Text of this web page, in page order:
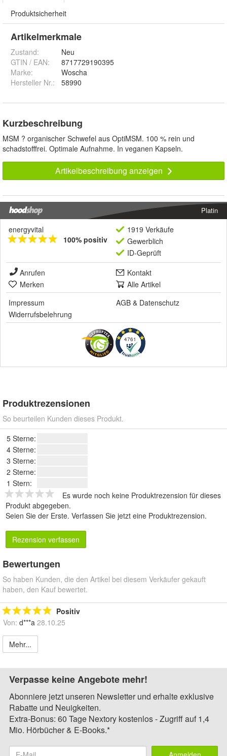
Produktsicherheit
Artikelmerkmale
Zustand:
Neu
GTIN / EAN:
8717729190395
Marke:
Woscha
Hersteller Nr.:
58990
Kurzbeschreibung
MSM ? organischer Schwefel aus OptiMSM. 100 % rein und
schadstofffrei. Optimale Aufnahme. In veganen Kapseln.
Artikelbeschreibung anzeigen
Platin
energyvital
100% positiv
1919 Verkäufe
Gewerblich
ID-Geprüft
Anrufen
Kontakt
Merken
Alle Artikel
Impressum
AGB & Datenschutz
Widerrufsbelehrung
4761
Produktrezensionen
So beurteilen Kunden dieses Produkt.
5 Sterne:
4 Sterne:
3 Sterne:
2 Sterne:
1 Stern:
Es wurde noch keine Produktrezension für dieses
Produkt abgegeben.
Seien Sie der Erste. Verfassen Sie jetzt eine Produktrezension.
Rezension verfassen
Bewertungen
So haben Kunden, die den Artikel bei diesem Verkäufer gekauft
haben, den Kauf bewertet.
Positiv
Von: d***a 28.10.25
Mehr...
Verpasse keine Angebote mehr!
Abonniere jetzt unseren Newsletter und erhalte exklusive
Rabatte und Neuigkeiten.
Extra-Bonus: 60 Tage Nextory kostenlos - Zugriff auf 1,4
Mio. Hörbücher & E-Books.*